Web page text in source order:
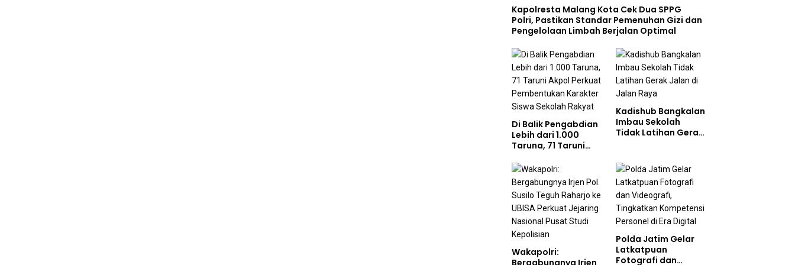
Kapolresta Malang Kota Cek Dua SPPG
Polri, Pastikan Standar Pemenuhan Gizi dan
Pengelolaan Limbah Berjalan Optimal
Di Balik Pengabdian
Lebih dari 1.000
Taruna, 71 Taruni
Pembentukan
Karakter Siswa
Sekolah Rakyat
Kadishub Bangkalan
Imbau Sekolah
Tidak Latihan Gerak
Wakapolri:
Bergabungnya Irjen
Polda Jatim Gelar
Latkatpuan
Fotografi dan